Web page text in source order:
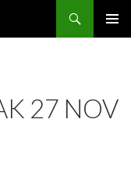
27 NOV